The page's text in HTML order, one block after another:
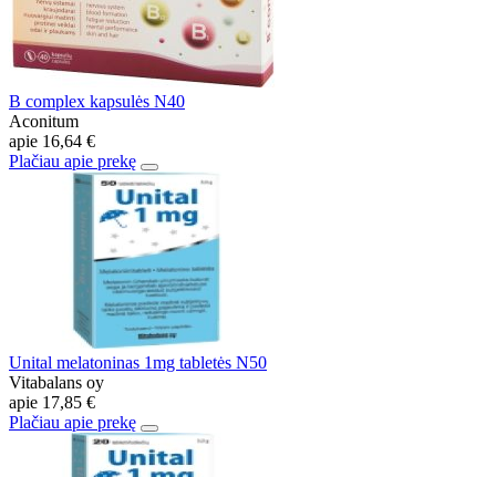
B complex kapsulės N40
Aconitum
apie 16,64 €
Plačiau apie prekę
Unital melatoninas 1mg tabletės N50
Vitabalans oy
apie 17,85 €
Plačiau apie prekę